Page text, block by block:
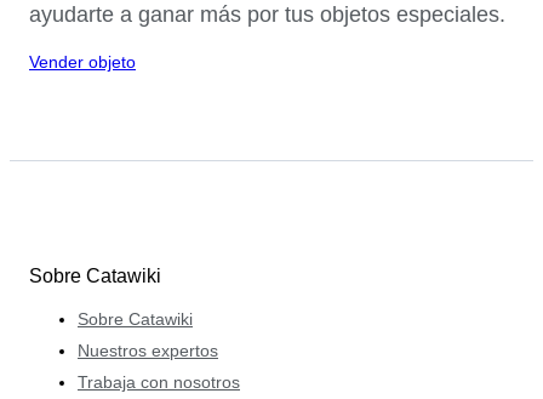
ayudarte a ganar más por tus objetos especiales.
Vender objeto
Sobre Catawiki
Sobre Catawiki
Nuestros expertos
Trabaja con nosotros